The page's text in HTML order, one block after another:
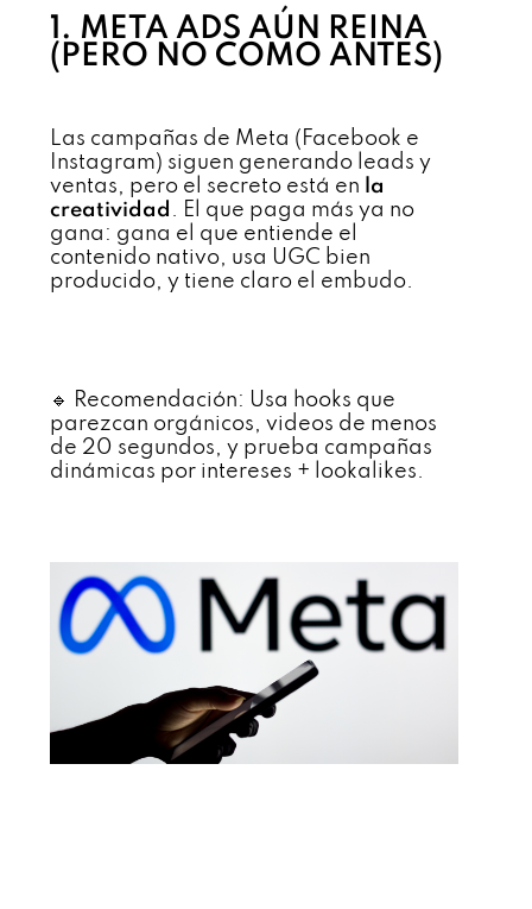
1. META ADS AÚN REINA
(PERO NO COMO ANTES)
Las campañas de Meta (Facebook e
Instagram) siguen generando leads y
ventas, pero el secreto está en la
creatividad . El que paga más ya no
gana: gana el que entiende el
contenido nativo, usa UGC bien
producido, y tiene claro el embudo.
🔹 Recomendación: Usa hooks que
parezcan orgánicos, videos de menos
de 20 segundos, y prueba campañas
dinámicas por intereses + lookalikes.